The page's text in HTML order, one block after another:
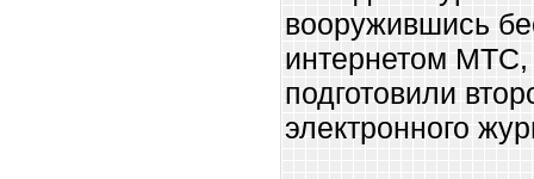
вооружившись
интернетом МТС,
подготовили
электронного